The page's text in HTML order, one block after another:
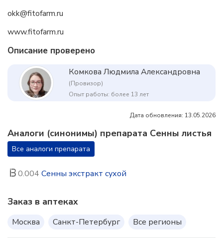
okk@fitofarm.ru
www.fitofarm.ru
Описание проверено
Комкова Людмила Александровна
(Провизор)
Опыт работы: более 13 лет
Дата обновления: 13.05.2026
Аналоги (синонимы) препарата Сенны листья
Все аналоги препарата
0.004 Сенны экстракт сухой
Заказ в аптеках
Москва Санкт-Петербург Все регионы